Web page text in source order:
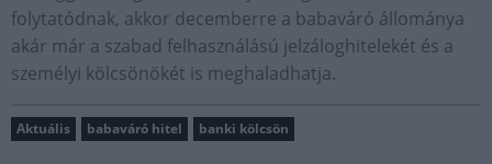
folytatódnak, akkor decemberre a babaváró állománya
akár már a szabad felhasználású jelzáloghitelekét és a
személyi kölcsönökét is meghaladhatja.
Aktuális babaváró hitel banki kölcsön